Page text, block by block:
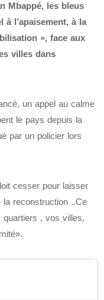
Mbappé, les bleus
l’apaisement, à la
», face aux
villes dans
un appel au calme
le pays depuis la
par un policier lors
cesser pour laisser
la reconstruction ..Ce
, vos villes,